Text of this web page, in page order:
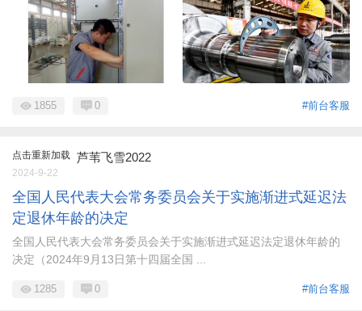
#前台客服
1855 0
点击重新加载 芦苇飞雪2022
2024-9-22
全国人民代表大会常务委员会关于实施渐进式延迟法
定退休年龄的决定
全国人民代表大会常务委员会关于实施渐进式延迟法定退休年龄的
决定（2024年9月13日第十四届全国 ...
#前台客服
1285 0